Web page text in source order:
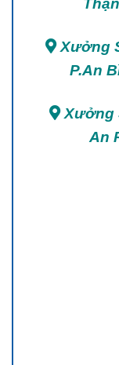
Xưởng
P.An
Xưởng
An